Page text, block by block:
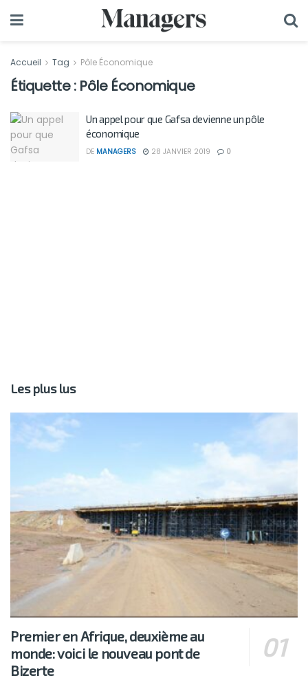
Accueil Tag Pôle Économique
Étiquette : Pôle Économique
Un appel pour que Gafsa devienne un pôle
économique
DE MANAGERS 28 JANVIER 2019 0
Les plus lus
Premier en Afrique, deuxième au
monde: voici le nouveau pont de
Bizerte